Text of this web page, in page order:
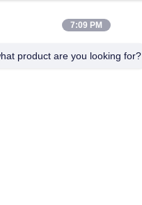
info@gdpowerplus.com
7:09 PM
product are you looking for?